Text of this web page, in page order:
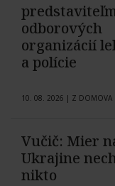
odborových
organizácií
a polície
10. 08. 2026 | Z DOMOVA
Vučič: Mier
Ukrajine
nikto